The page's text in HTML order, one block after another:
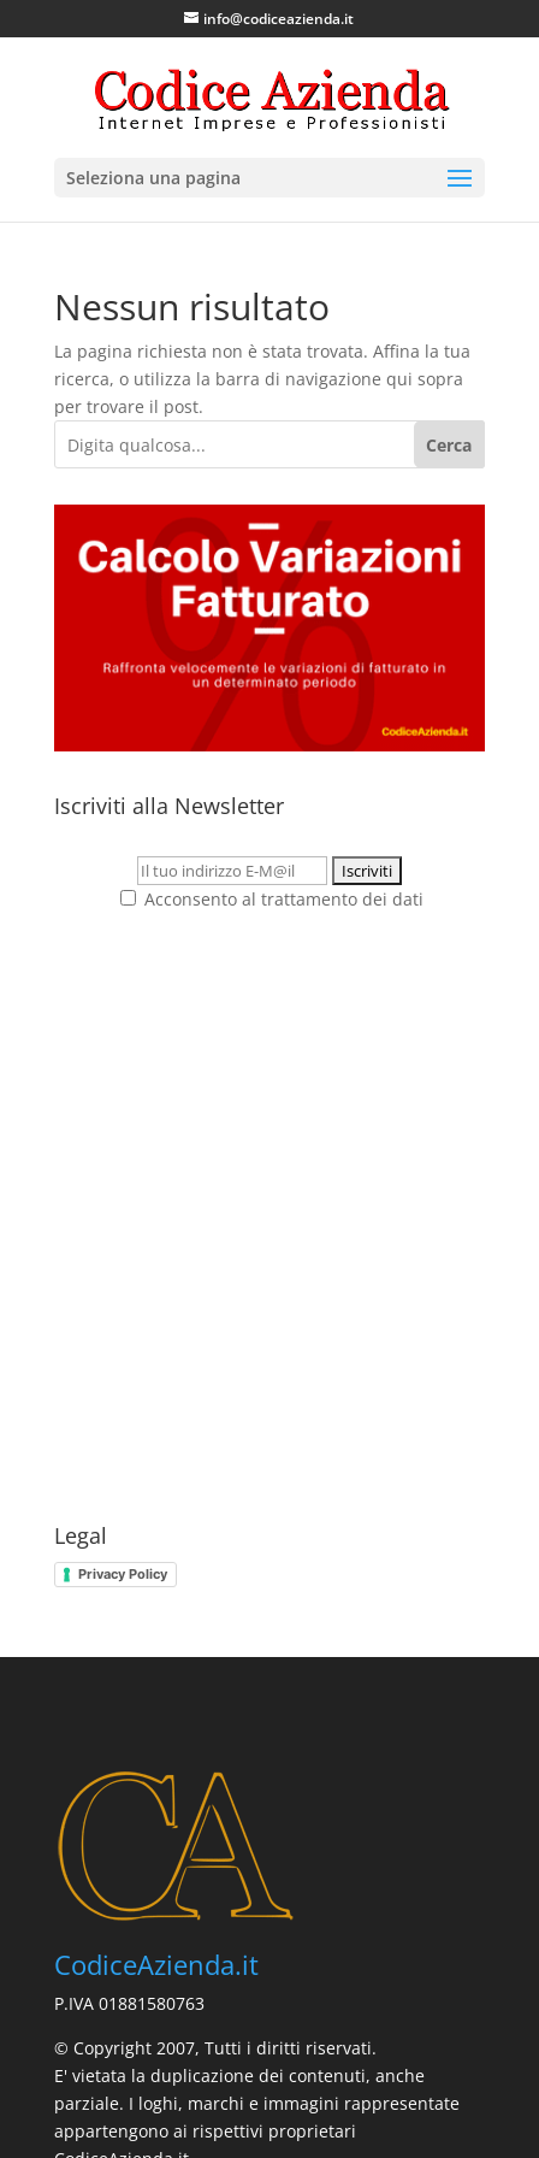
info@codiceazienda.it
Seleziona una pagina
Nessun risultato
La pagina richiesta non è stata trovata. Affina la tua
ricerca, o utilizza la barra di navigazione qui sopra
per trovare il post.
Cerca
Iscriviti alla Newsletter
Acconsento al trattamento dei dati
Legal
Privacy Policy
CodiceAzienda.it
P.IVA 01881580763
© Copyright 2007, Tutti i diritti riservati.
E' vietata la duplicazione dei contenuti, anche
parziale. I loghi, marchi e immagini rappresentate
appartengono ai rispettivi proprietari